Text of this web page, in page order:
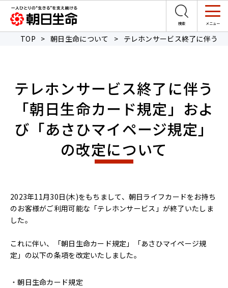
TOP > 朝日生命について > テレホンサービス終了に伴う
テレホンサービス終了に伴う
「朝日生命カード規定」およ
び「あさひマイページ規定」
の改定について
2023年11月30日(木)をもちまして、朝日ライフカードをお持ち
のお客様がご利用可能な「テレホンサービス」が終了いたしま
した。
これに伴い、「朝日生命カード規定」「あさひマイページ規
定」の以下の条項を改定いたしました。
朝日生命カード規定